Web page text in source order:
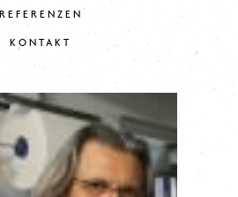
REFERENZEN
KONTAKT